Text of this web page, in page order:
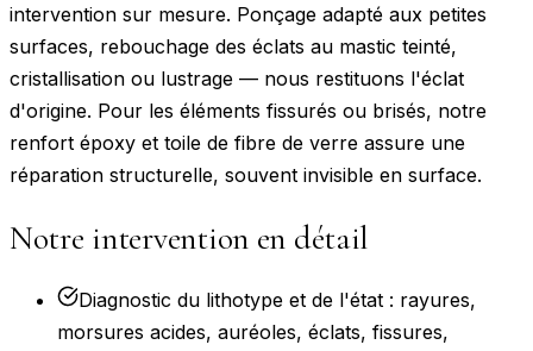
intervention sur mesure. Ponçage adapté aux petites
surfaces, rebouchage des éclats au mastic teinté,
cristallisation ou lustrage — nous restituons l'éclat
d'origine. Pour les éléments fissurés ou brisés, notre
renfort époxy et toile de fibre de verre assure une
réparation structurelle, souvent invisible en surface.
Notre intervention en détail
Diagnostic du lithotype et de l'état : rayures,
morsures acides, auréoles, éclats, fissures,